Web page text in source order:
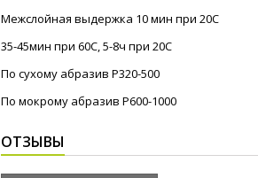
Межслойная выдержка 10 мин при 20С
35-45мин при 60С, 5-8ч при 20С
По сухому абразив Р320-500
По мокрому абразив Р600-1000
ОТЗЫВЫ